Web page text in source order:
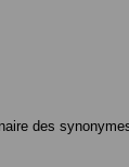
des